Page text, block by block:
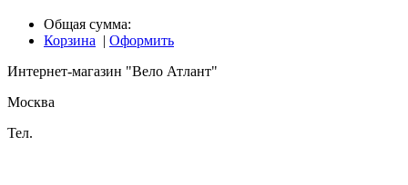
Общая сумма:
Корзина | Оформить
Интернет-магазин "Вело Атлант"
Москва
Тел.